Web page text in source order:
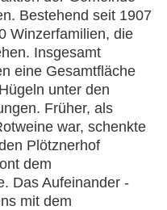
Bestehend seit 1907
Winzerfamilien, die
Insgesamt
eine Gesamtfläche
unter den
Früher, als
war, schenkte
Plötznerhof
dem
Das Aufeinander -
mit dem